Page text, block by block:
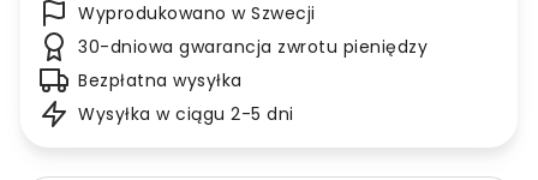
Wyprodukowano w Szwecji
30-dniowa gwarancja zwrotu pieniędzy
Bezpłatna wysyłka
Wysyłka w ciągu 2-5 dni